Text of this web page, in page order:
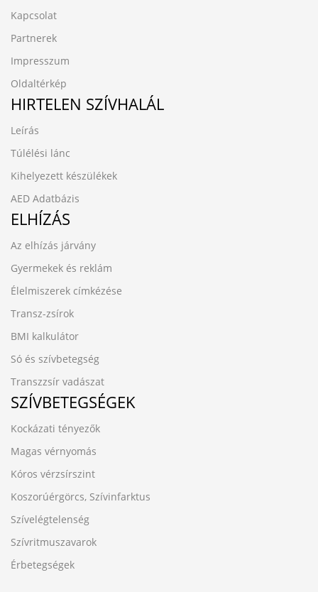
Kapcsolat
Partnerek
Impresszum
Oldaltérkép
HIRTELEN SZÍVHALÁL
Leírás
Túlélési lánc
Kihelyezett készülékek
AED Adatbázis
ELHÍZÁS
Az elhízás járvány
Gyermekek és reklám
Élelmiszerek címkézése
Transz-zsírok
BMI kalkulátor
Só és szívbetegség
Transzzsír vadászat
SZÍVBETEGSÉGEK
Kockázati tényezők
Magas vérnyomás
Kóros vérzsírszint
Koszorúérgörcs, Szívinfarktus
Szívelégtelenség
Szívritmuszavarok
Érbetegségek